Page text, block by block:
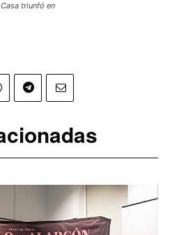
triunfó en